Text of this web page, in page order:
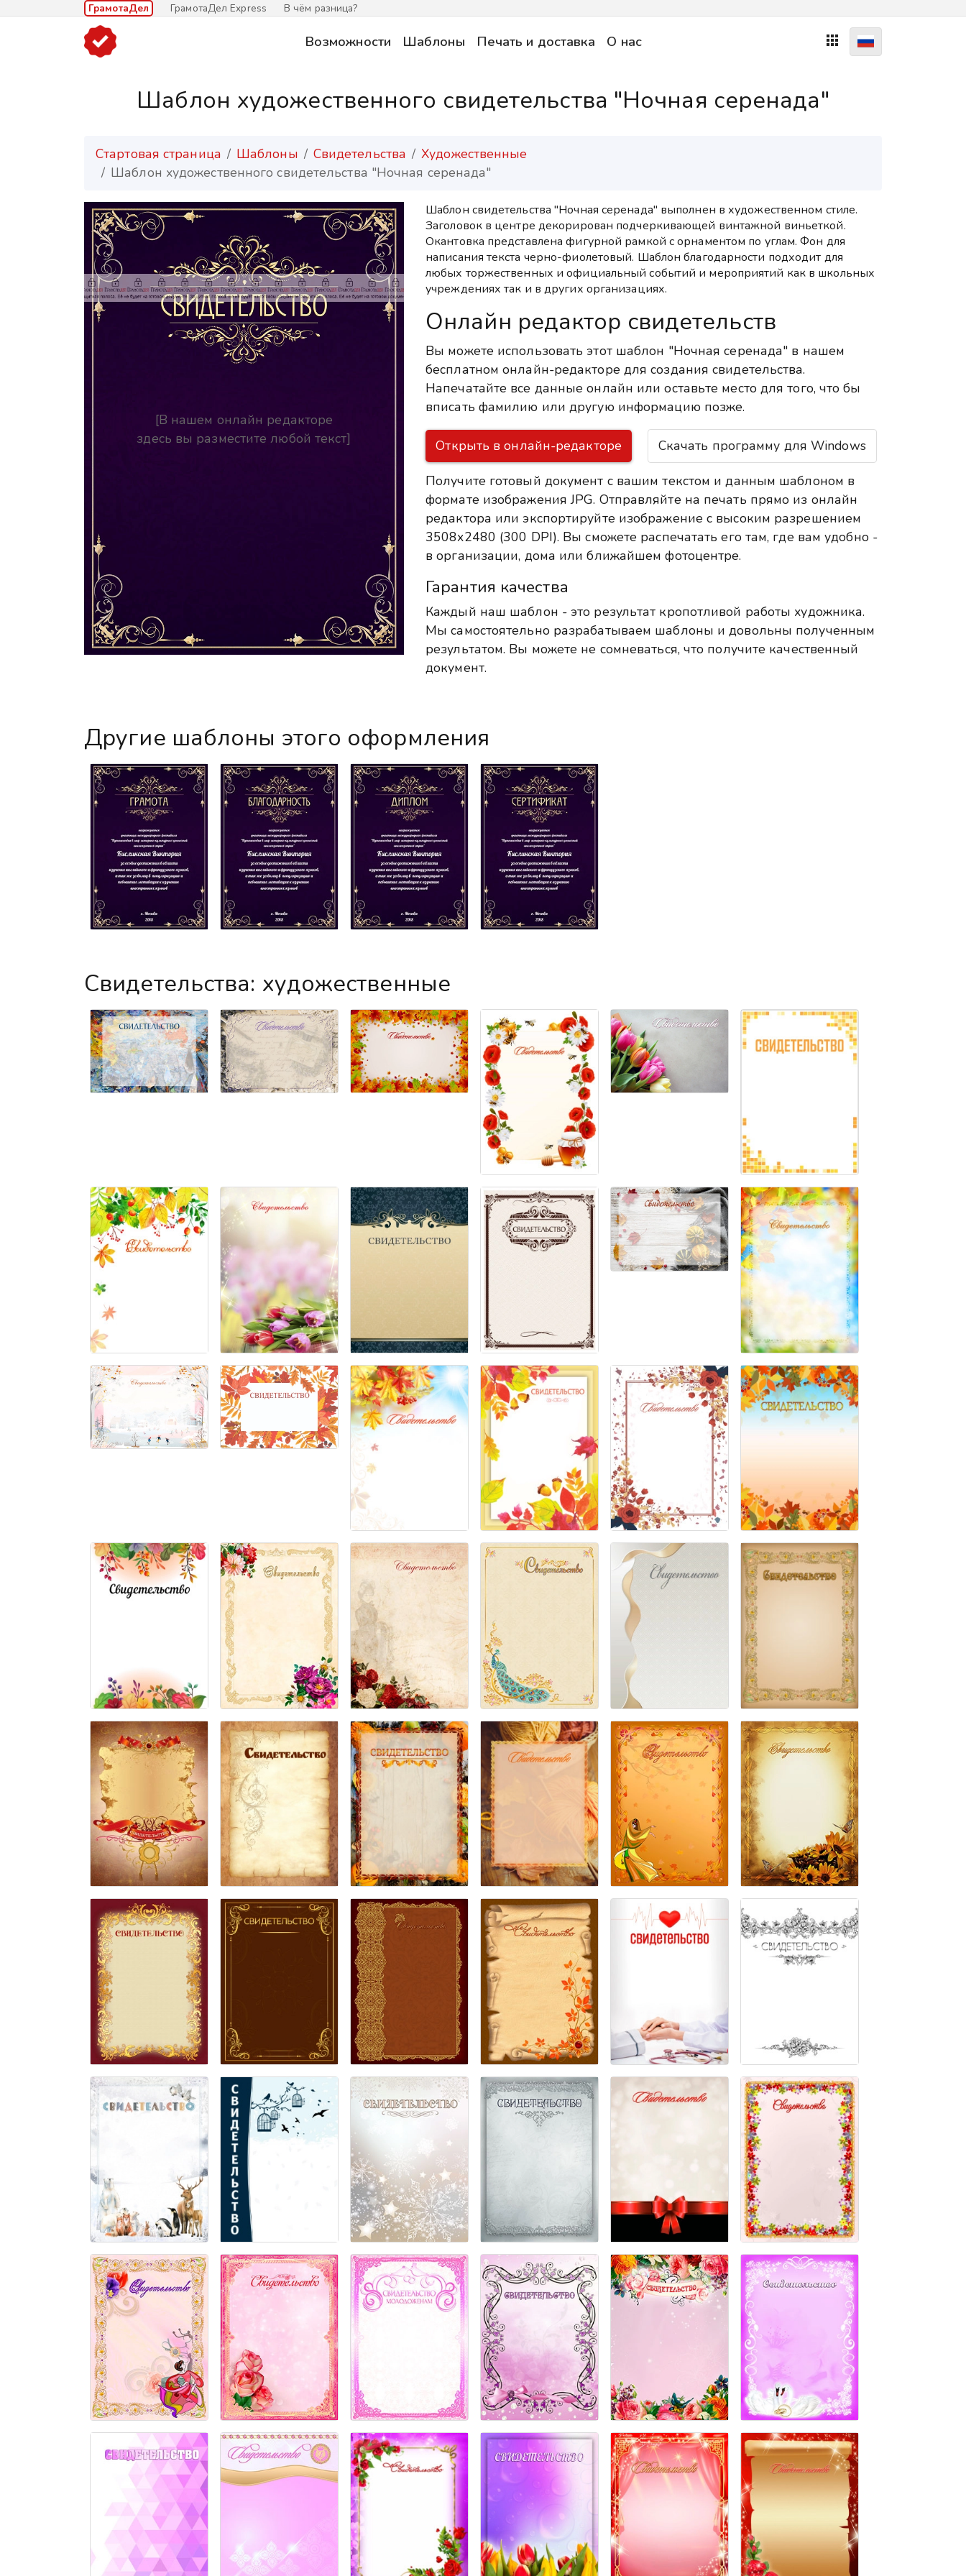
ГрамотаДел ГрамотаДел Express В чём разница?
Возможности Шаблоны Печать и доставка О нас 
Шаблон художественного свидетельства "Ночная серенада"
Стартовая страница Шаблоны Свидетельства
Художественные
Шаблон художественного свидетельства "Ночная серенада"
[В нашем онлайн редакторе
здесь вы разместите любой текст]
Шаблон свидетельства "Ночная серенада" выполнен в художественном стиле.
Заголовок в центре декорирован подчеркивающей винтажной виньеткой.
Окантовка представлена фигурной рамкой с орнаментом по углам. Фон для
написания текста черно-фиолетовый. Шаблон благодарности подходит для
любых торжественных и официальный событий и мероприятий как в школьных
учреждениях так и в других организациях.
Онлайн редактор свидетельств
Вы можете использовать этот шаблон "Ночная серенада" в нашем
бесплатном онлайн-редакторе для создания свидетельства.
Напечатайте все данные онлайн или оставьте место для того, что бы
вписать фамилию или другую информацию позже.
Открыть в онлайн-редакторе Скачать программу для Windows
Получите готовый документ с вашим текстом и данным шаблоном в
формате изображения JPG. Отправляйте на печать прямо из онлайн
редактора или экспортируйте изображение с высоким разрешением
3508x2480 (300 DPI). Вы сможете распечатать его там, где вам удобно -
в организации, дома или ближайшем фотоцентре.
Гарантия качества
Каждый наш шаблон - это результат кропотливой работы художника.
Мы самостоятельно разрабатываем шаблоны и довольны полученным
результатом. Вы можете не сомневаться, что получите качественный
документ.
Другие шаблоны этого оформления
Свидетельства: художественные